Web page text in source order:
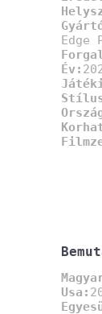
Edge
Év:
Usa: